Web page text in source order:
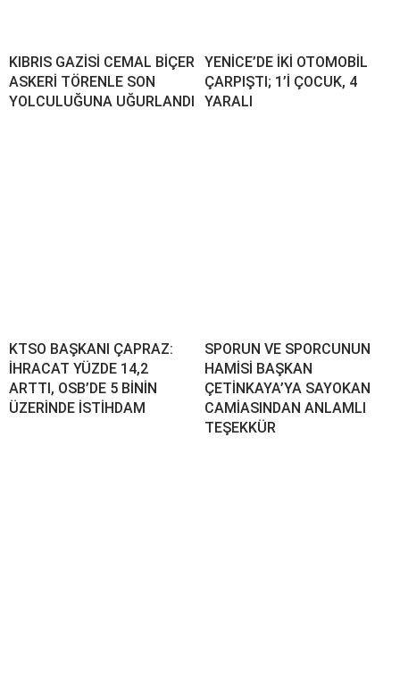
KIBRIS GAZİSİ CEMAL BİÇER
ASKERİ TÖRENLE SON
YOLCULUĞUNA UĞURLANDI
YENİCE’DE İKİ OTOMOBİL
ÇARPIŞTI; 1’İ ÇOCUK, 4
YARALI
KTSO BAŞKANI ÇAPRAZ:
İHRACAT YÜZDE 14,2
ARTTI, OSB’DE 5 BİNİN
ÜZERİNDE İSTİHDAM
SPORUN VE SPORCUNUN
HAMİSİ BAŞKAN
ÇETİNKAYA’YA SAYOKAN
CAMİASINDAN ANLAMLI
TEŞEKKÜR